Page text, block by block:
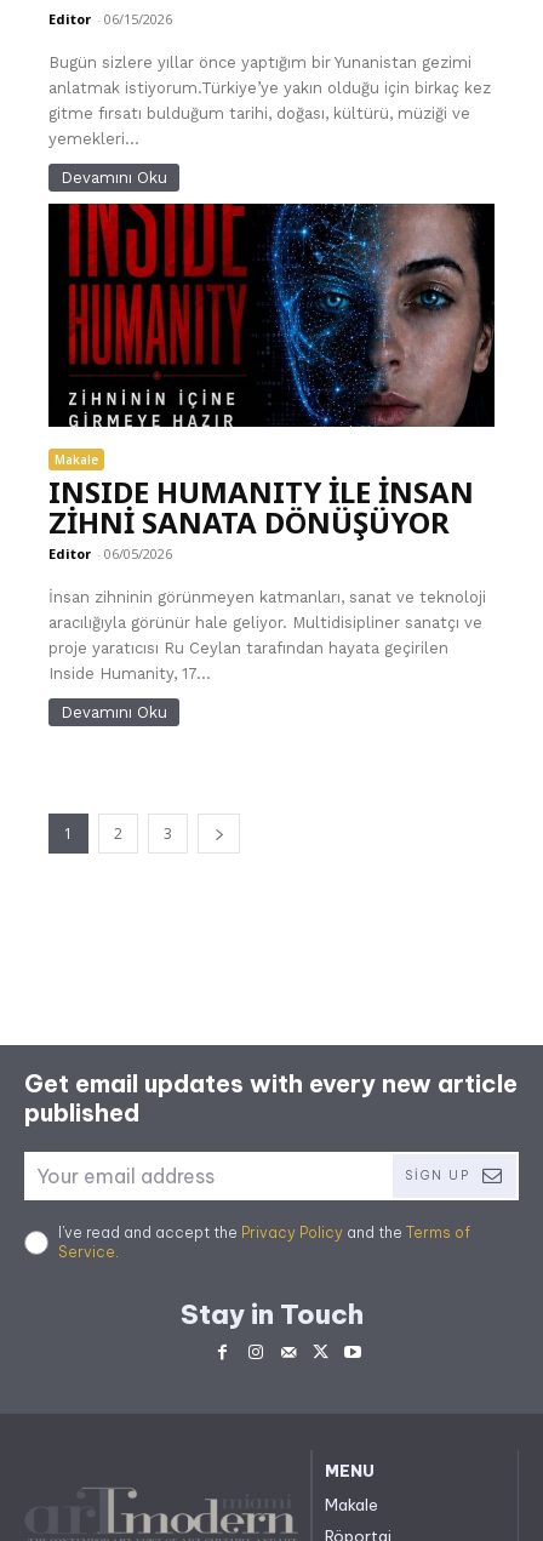
Editor - 06/15/2026
Bugün sizlere yıllar önce yaptığım bir Yunanistan gezimi
anlatmak istiyorum.Türkiye’ye yakın olduğu için birkaç kez
gitme fırsatı bulduğum tarihi, doğası, kültürü, müziği ve
yemekleri...
Devamını Oku
Makale
INSIDE HUMANITY İLE İNSAN
ZİHNİ SANATA DÖNÜŞÜYOR
Editor - 06/05/2026
İnsan zihninin görünmeyen katmanları, sanat ve teknoloji
aracılığıyla görünür hale geliyor. Multidisipliner sanatçı ve
proje yaratıcısı Ru Ceylan tarafından hayata geçirilen
Inside Humanity, 17...
Devamını Oku
1 2 3
Get email updates with every new article
published
SIGN UP
I've read and accept the Privacy Policy and the Terms of
Service
Stay in Touch
MENU
Makale
Röportaj